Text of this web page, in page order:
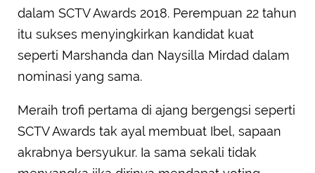
dalam SCTV Awards 2018. Perempuan 22 tahun
itu sukses menyingkirkan kandidat kuat
seperti Marshanda dan Naysilla Mirdad dalam
nominasi yang sama.
Meraih trofi pertama di ajang bergengsi seperti
SCTV Awards tak ayal membuat Ibel, sapaan
akrabnya bersyukur. Ia sama sekali tidak